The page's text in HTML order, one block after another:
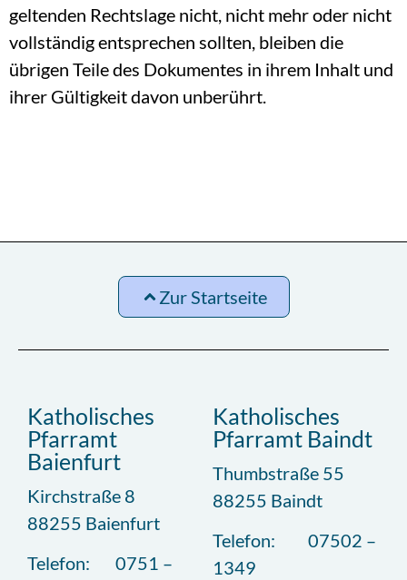
geltenden Rechtslage nicht, nicht mehr oder nicht
vollständig entsprechen sollten, bleiben die
übrigen Teile des Dokumentes in ihrem Inhalt und
ihrer Gültigkeit davon unberührt.
Zur Startseite
Katholisches
Pfarramt
Baienfurt
Kirchstraße 8
88255 Baienfurt
Telefon: 0751 –
Katholisches
Pfarramt Baindt
Thumbstraße 55
88255 Baindt
Telefon: 07502 –
1349